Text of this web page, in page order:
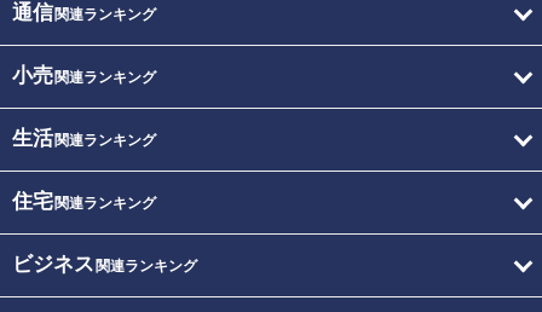
通信関連ランキング
小売関連ランキング
生活関連ランキング
住宅関連ランキング
ビジネス 関連ランキング